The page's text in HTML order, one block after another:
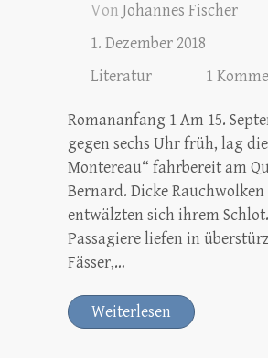
Von Johannes Fischer
1. Dezember 2018
Literatur
1
Romananfang 1 Am 15.
gegen sechs Uhr früh, lag
Montereau“ fahrbereit am
Bernard. Dicke Rauchwolken
entwälzten sich ihrem Schlot.
Passagiere liefen in
Fässer,…
Weiterlesen